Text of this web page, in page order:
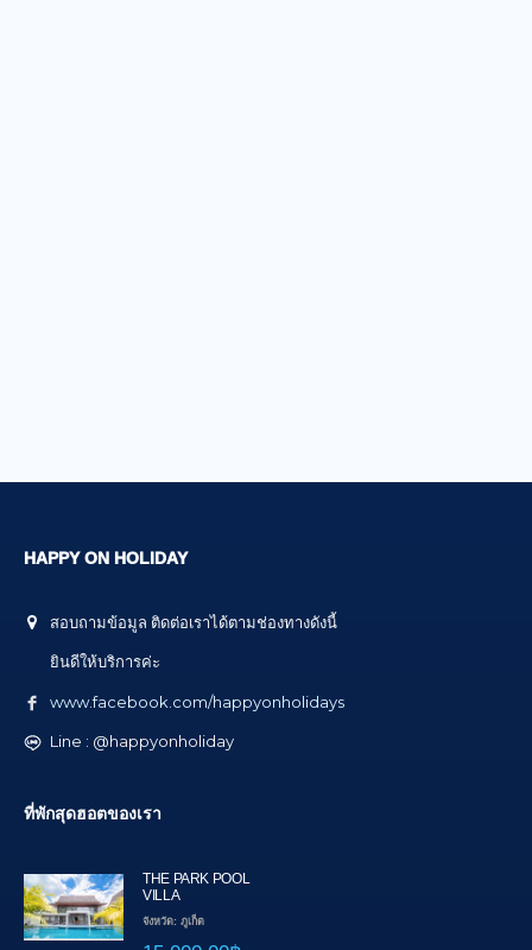
HAPPY ON HOLIDAY
สอบถามข้อมูล ติดต่อเราได้ตามช่องทางดังนี้
ยินดีให้บริการค่ะ
www.facebook.com/happyonholidays
Line : @happyonholiday
ที่พักสุดฮอตของเรา
THE PARK POOL
VILLA
จังหวัด: ภูเก็ต